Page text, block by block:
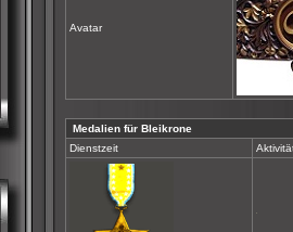
Avatar
Medalien für Bleikrone
Dienstzeit